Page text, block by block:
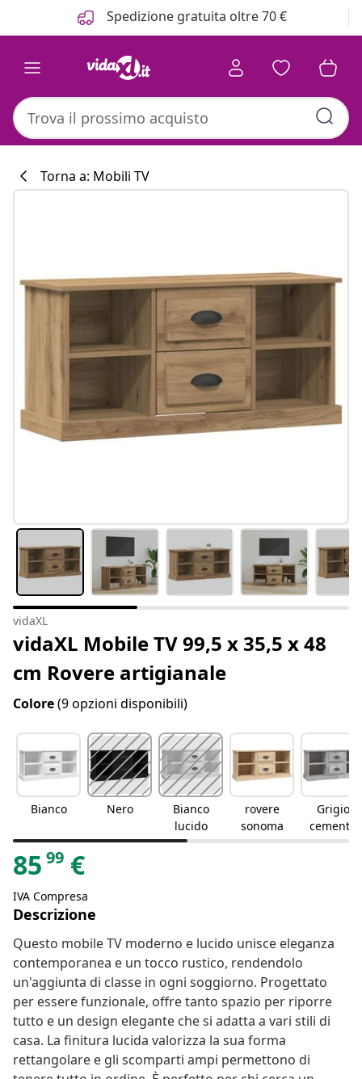
Spedizione gratuita oltre 70 €
Torna a: Mobili TV
vidaXL
vidaXL Mobile TV 99,5 x 35,5 x 48
cm Rovere artigianale
Colore(9 opzioni disponibili)
Bianco Nero
Bianco
lucido
rovere
sonoma
Grigio
cemento
85 99 €
IVA Compresa
Descrizione
Questo mobile TV moderno e lucido unisce eleganza
contemporanea e un tocco rustico, rendendolo
un'aggiunta di classe in ogni soggiorno. Progettato
per essere funzionale, offre tanto spazio per riporre
tutto e un design elegante che si adatta a vari stili di
casa. La finitura lucida valorizza la sua forma
rettangolare e gli scomparti ampi permettono di